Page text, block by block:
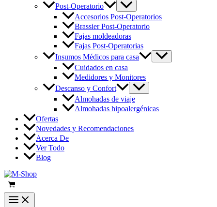
Post-Operatorio
Accesorios Post-Operatorios
Brassier Post-Operatorio
Fajas moldeadoras
Fajas Post-Operatorias
Insumos Médicos para casa
Cuidados en casa
Medidores y Monitores
Descanso y Confort
Almohadas de viaje
Almohadas hipoalergénicas
Ofertas
Novedades y Recomendaciones
Acerca De
Ver Todo
Blog